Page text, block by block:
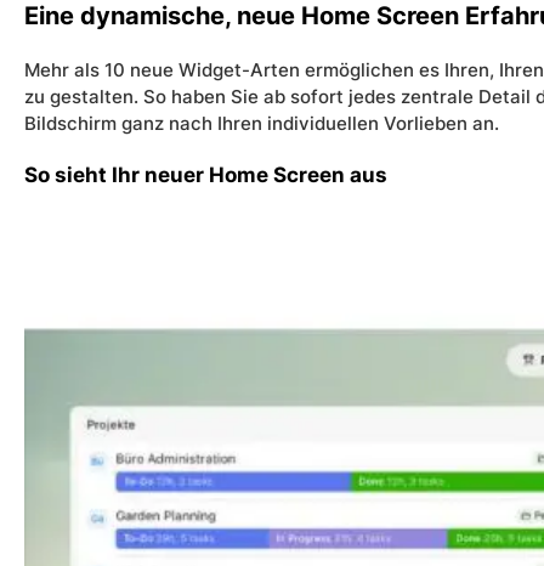
Eine dynamische, neue Home Screen
Mehr als 10 neue Widget-Arten ermöglichen es Ihren,
zu gestalten. So haben Sie ab sofort jedes zentrale Detail
Bildschirm ganz nach Ihren individuellen Vorlieben an.
So sieht Ihr neuer Home Screen aus